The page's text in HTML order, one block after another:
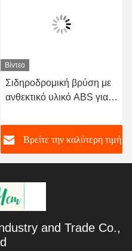
Βίντεο
Σιδηροδρομική βρύση με
ανθεκτικό υλικό ABS για
Βρείτε την καλύτερη τιμή
and Trade Co.,